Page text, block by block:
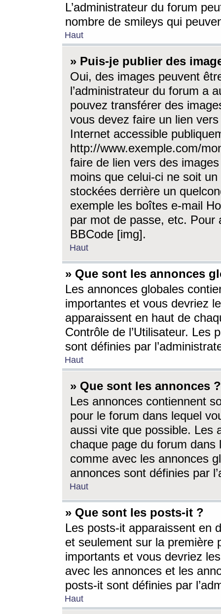
L’administrateur du forum
nombre de smileys qui
Haut
» Puis-je publier des
Oui, des images peuvent
l’administrateur du forum a
pouvez transférer des
vous devez faire un lien
Internet accessible
http://www.exemple.com/
faire de lien vers des
moins que celui-ci ne soit
stockées derrière un
exemple les boîtes e-mail
par mot de passe, etc. Pour
BBCode [img].
Haut
» Que sont les annonces
Les annonces globales
importantes et vous devriez
apparaissent en haut de
Contrôle de l’Utilisateur. Les
sont définies par
Haut
» Que sont les annonces ?
Les annonces contiennent
pour le forum dans lequel
aussi vite que possible. Les
chaque page du forum dans
comme avec les annonces
annonces sont définies par
Haut
» Que sont les posts-it ?
Les posts-it apparaissent en
et seulement sur la première
importants et vous devriez
avec les annonces et les
posts-it sont définies par
Haut